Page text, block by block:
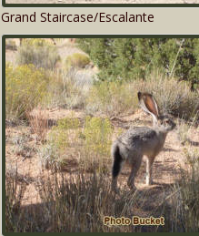
Grand Staircase/Escalante